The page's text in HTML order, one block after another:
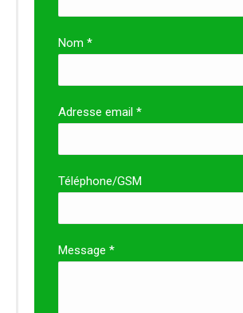
Nom *
Adresse email *
Téléphone/GSM
Message *